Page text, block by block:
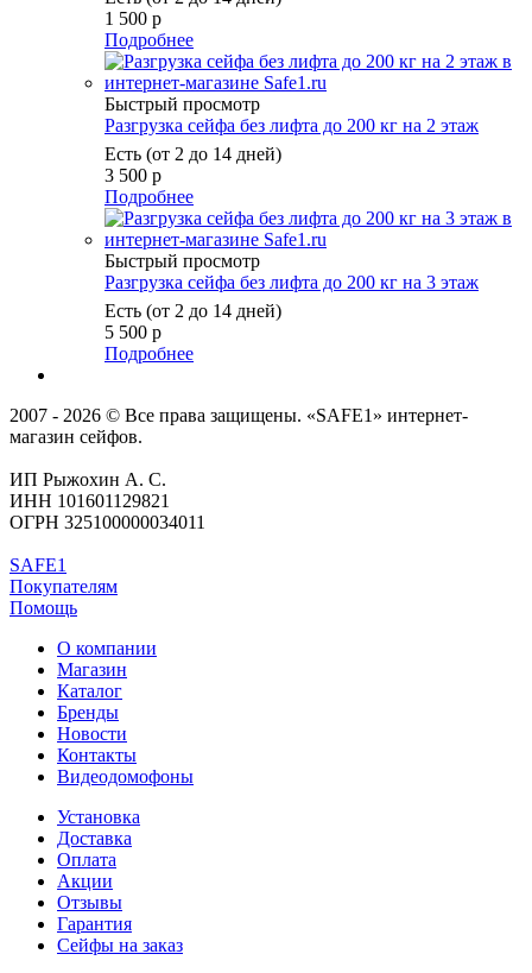
1 500 р
Подробнее
Быстрый просмотр
Разгрузка сейфа без лифта до 200 кг на 2 этаж
Есть (от 2 до 14 дней)
3 500 р
Подробнее
Быстрый просмотр
Разгрузка сейфа без лифта до 200 кг на 3 этаж
Есть (от 2 до 14 дней)
5 500 р
Подробнее
2007 - 2026 © Все права защищены. «SAFE1» интернет-
магазин сейфов.
ИП Рыжохин А. С.
ИНН 101601129821
ОГРН 325100000034011
SAFE1
Покупателям
Помощь
О компании
Магазин
Каталог
Бренды
Новости
Контакты
Видеодомофоны
Установка
Доставка
Оплата
Акции
Отзывы
Гарантия
Сейфы на заказ